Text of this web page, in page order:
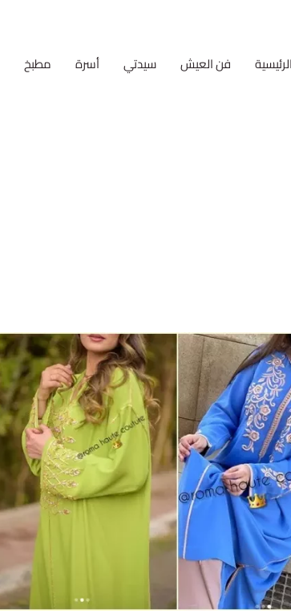
الرئيسية فن العيش سيدتي أسرة مطبخ